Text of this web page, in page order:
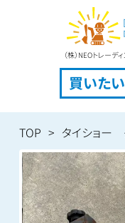
（株）NEOトレー
買いたい
TOP タイショー